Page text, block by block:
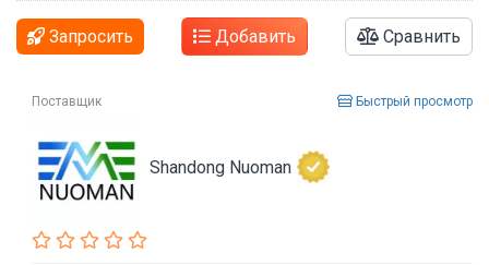
Запросить Добавить Сравнить
Поставщик Быстрый просмотр
Shandong Nuoman